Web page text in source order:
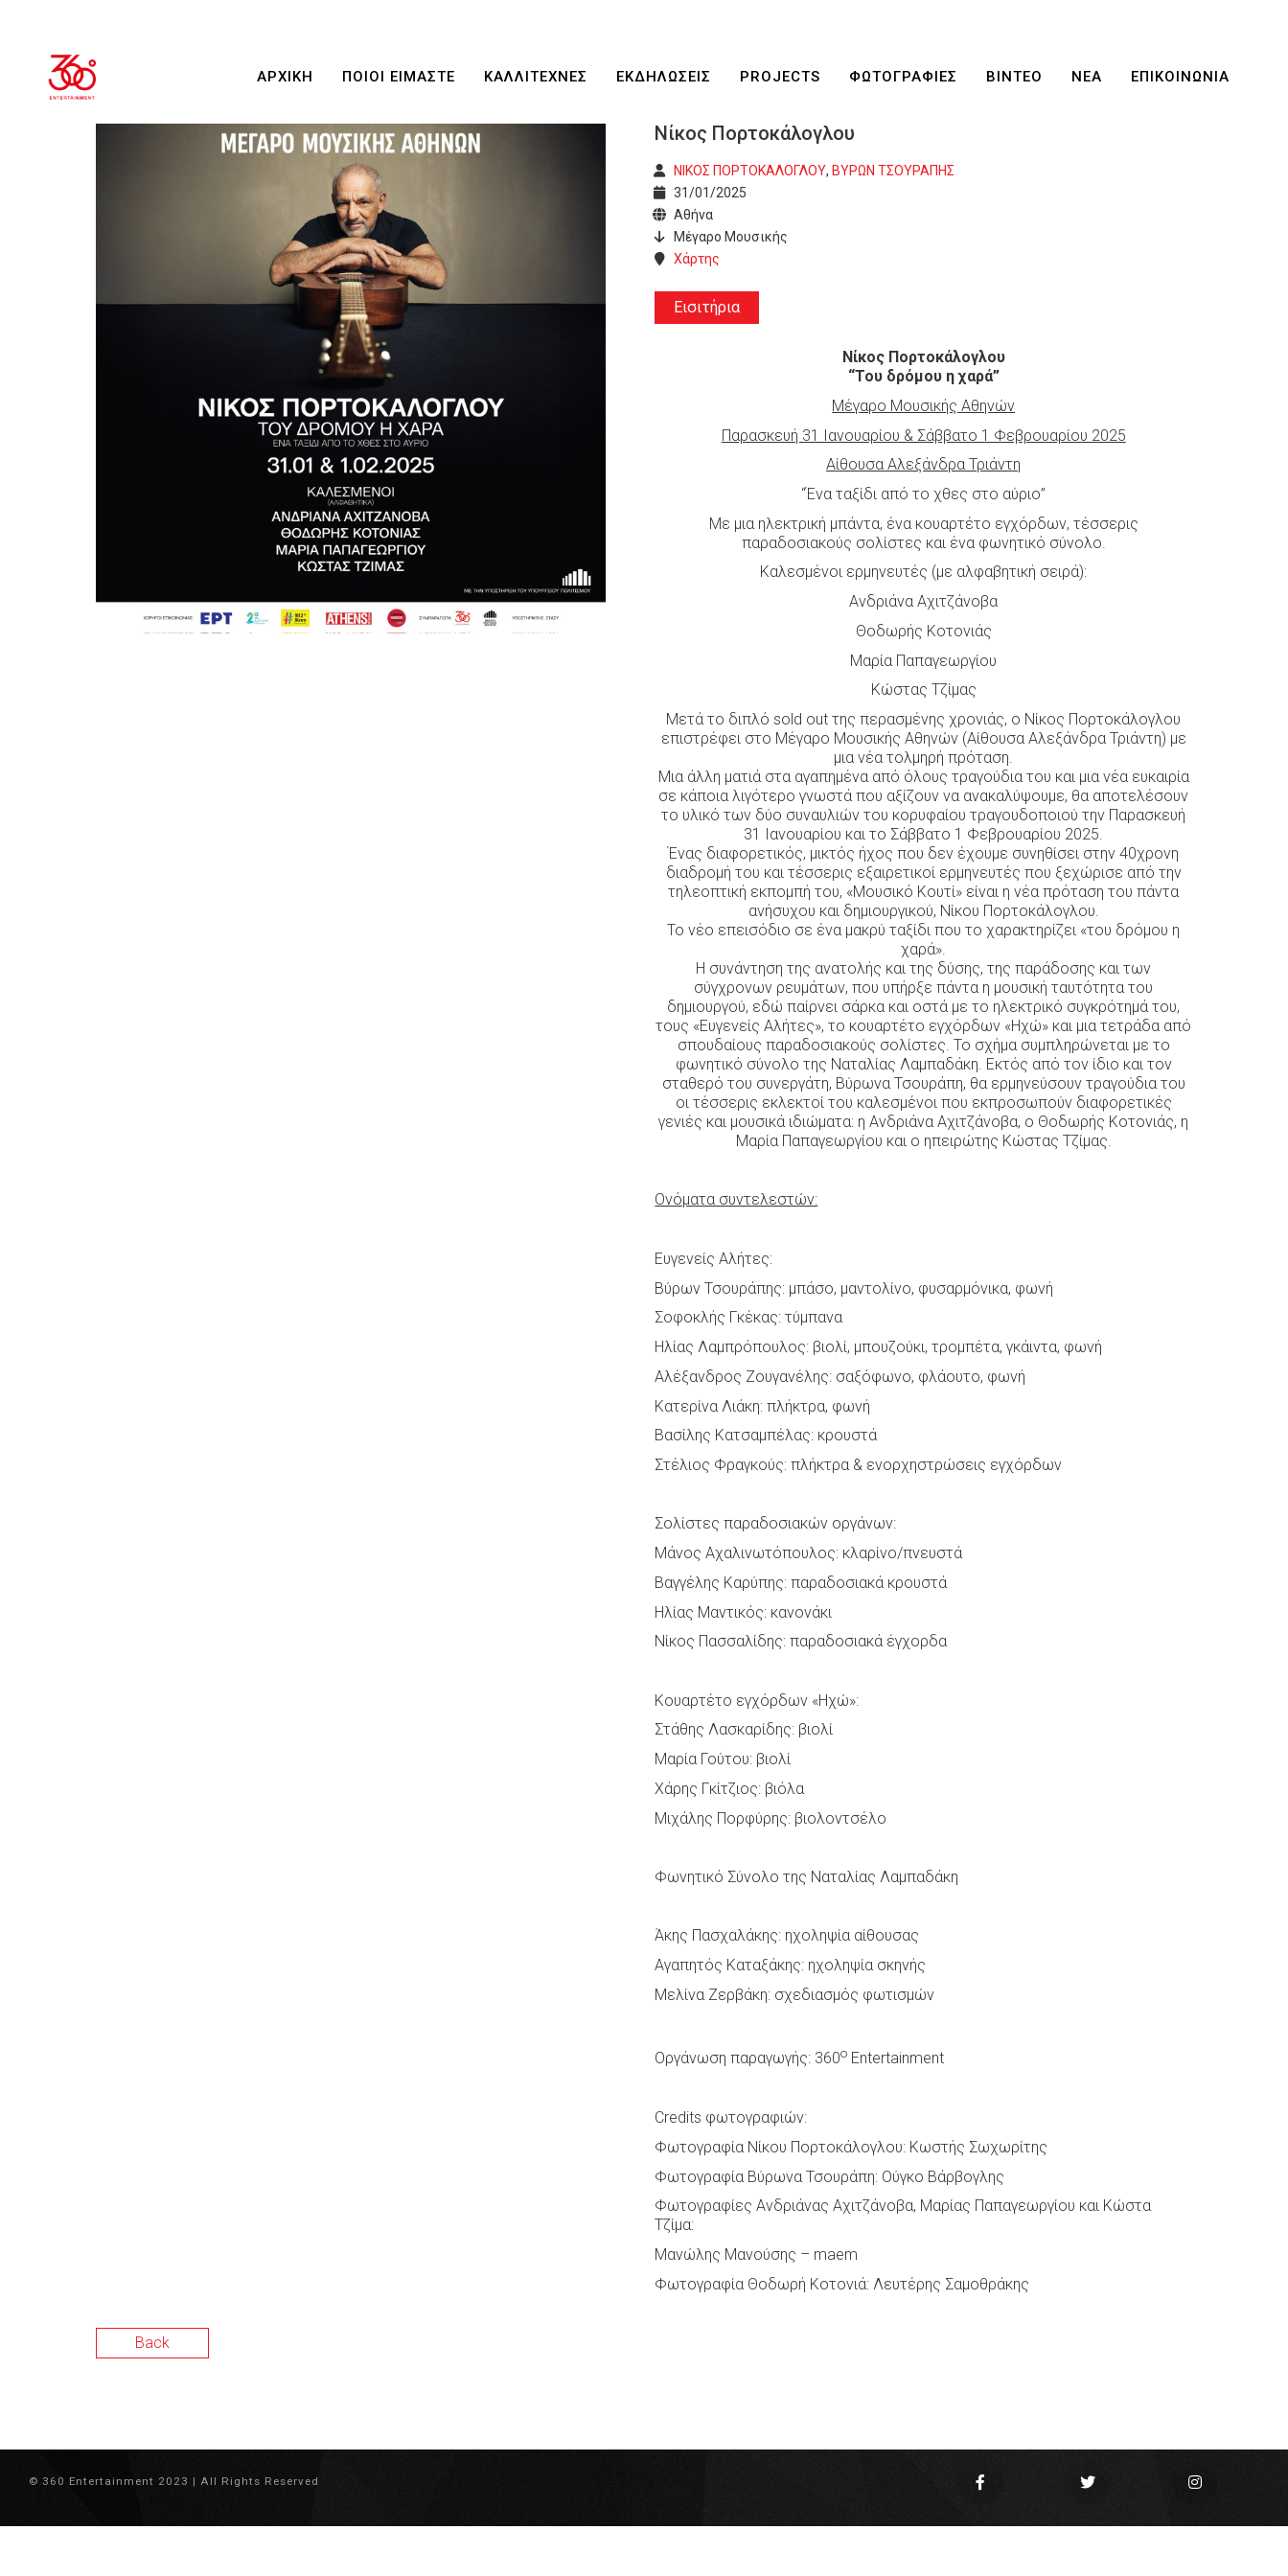
ΑΡΧΙΚΗ ΠΟΙΟΙ ΕΙΜΑΣΤΕ ΚΑΛΛΙΤΕΧΝΕΣ ΕΚΔΗΛΩΣΕΙΣ PROJECTS ΦΩΤΟΓΡΑΦΙΕΣ ΒΙΝΤΕΟ ΝΕΑ ΕΠΙΚΟΙΝΩΝΙΑ
Νίκος Πορτοκάλογλου
ΝΙΚΟΣ ΠΟΡΤΟΚΑΛΟΓΛΟΥ, ΒΥΡΩΝ ΤΣΟΥΡΑΠΗΣ
31/01/2025
Αθήνα
Μέγαρο Μουσικής
Χάρτης
Εισιτήρια
Νίκος Πορτοκάλογλου
“Του δρόμου η χαρά”
Μέγαρο Μουσικής Αθηνών
Παρασκευή 31 Ιανουαρίου & Σάββατο 1 Φεβρουαρίου 2025
Αίθουσα Αλεξάνδρα Τριάντη
“Ένα ταξίδι από το χθες στο αύριο”
Με μια ηλεκτρική μπάντα, ένα κουαρτέτο εγχόρδων, τέσσερις
παραδοσιακούς σολίστες και ένα φωνητικό σύνολο.
Καλεσμένοι ερμηνευτές (με αλφαβητική σειρά):
Ανδριάνα Αχιτζάνοβα
Θοδωρής Κοτονιάς
Μαρία Παπαγεωργίου
Κώστας Τζίμας
Μετά το διπλό sold out της περασμένης χρονιάς, ο Νίκος Πορτοκάλογλου
επιστρέφει στο Μέγαρο Μουσικής Αθηνών (Αίθουσα Αλεξάνδρα Τριάντη) με
μια νέα τολμηρή πρόταση.
Μια άλλη ματιά στα αγαπημένα από όλους τραγούδια του και μια νέα ευκαιρία
σε κάποια λιγότερο γνωστά που αξίζουν να ανακαλύψουμε, θα αποτελέσουν
το υλικό των δύο συναυλιών του κορυφαίου τραγουδοποιού την Παρασκευή
31 Ιανουαρίου και το Σάββατο 1 Φεβρουαρίου 2025.
Ένας διαφορετικός, μικτός ήχος που δεν έχουμε συνηθίσει στην 40χρονη
διαδρομή του και τέσσερις εξαιρετικοί ερμηνευτές που ξεχώρισε από την
τηλεοπτική εκπομπή του, «Μουσικό Κουτί» είναι η νέα πρόταση του πάντα
ανήσυχου και δημιουργικού, Νίκου Πορτοκάλογλου.
Το νέο επεισόδιο σε ένα μακρύ ταξίδι που το χαρακτηρίζει «του δρόμου η
χαρά».
Η συνάντηση της ανατολής και της δύσης, της παράδοσης και των
σύγχρονων ρευμάτων, που υπήρξε πάντα η μουσική ταυτότητα του
δημιουργού, εδώ παίρνει σάρκα και οστά με το ηλεκτρικό συγκρότημά του,
τους «Ευγενείς Αλήτες», το κουαρτέτο εγχόρδων «Ηχώ» και μια τετράδα από
σπουδαίους παραδοσιακούς σολίστες. Το σχήμα συμπληρώνεται με το
φωνητικό σύνολο της Ναταλίας Λαμπαδάκη. Εκτός από τον ίδιο και τον
σταθερό του συνεργάτη, Βύρωνα Τσουράπη, θα ερμηνεύσουν τραγούδια του
οι τέσσερις εκλεκτοί του καλεσμένοι που εκπροσωπούν διαφορετικές
γενιές και μουσικά ιδιώματα: η Ανδριάνα Αχιτζάνοβα, ο Θοδωρής Κοτονιάς, η
Μαρία Παπαγεωργίου και ο ηπειρώτης Κώστας Τζίμας.
Ονόματα συντελεστών:
Ευγενείς Αλήτες:
Βύρων Τσουράπης: μπάσο, μαντολίνο, φυσαρμόνικα, φωνή
Σοφοκλής Γκέκας: τύμπανα
Ηλίας Λαμπρόπουλος: βιολί, μπουζούκι, τρομπέτα, γκάιντα, φωνή
Αλέξανδρος Ζουγανέλης: σαξόφωνο, φλάουτο, φωνή
Κατερίνα Λιάκη: πλήκτρα, φωνή
Βασίλης Κατσαμπέλας: κρουστά
Στέλιος Φραγκούς: πλήκτρα & ενορχηστρώσεις εγχόρδων
Σολίστες παραδοσιακών οργάνων:
Μάνος Αχαλινωτόπουλος: κλαρίνο/πνευστά
Βαγγέλης Καρύπης: παραδοσιακά κρουστά
Ηλίας Μαντικός: κανονάκι
Νίκος Πασσαλίδης: παραδοσιακά έγχορδα
Κουαρτέτο εγχόρδων «Ηχώ»:
Στάθης Λασκαρίδης: βιολί
Μαρία Γούτου: βιολί
Χάρης Γκίτζιος: βιόλα
Μιχάλης Πορφύρης: βιολοντσέλο
Φωνητικό Σύνολο της Ναταλίας Λαμπαδάκη
Άκης Πασχαλάκης: ηχοληψία αίθουσας
Αγαπητός Καταξάκης: ηχοληψία σκηνής
Μελίνα Ζερβάκη: σχεδιασμός φωτισμών
Οργάνωση παραγωγής: 360ο Entertainment
Credits φωτογραφιών:
Φωτογραφία Νίκου Πορτοκάλογλου: Κωστής Σωχωρίτης
Φωτογραφία Βύρωνα Τσουράπη: Ούγκο Βάρβογλης
Φωτογραφίες Ανδριάνας Αχιτζάνοβα, Μαρίας Παπαγεωργίου και Κώστα
Τζίμα:
Μανώλης Μανούσης – maem
Φωτογραφία Θοδωρή Κοτονιά: Λευτέρης Σαμοθράκης
Back
© 360 Entertainment 2023 | All Rights Reserved